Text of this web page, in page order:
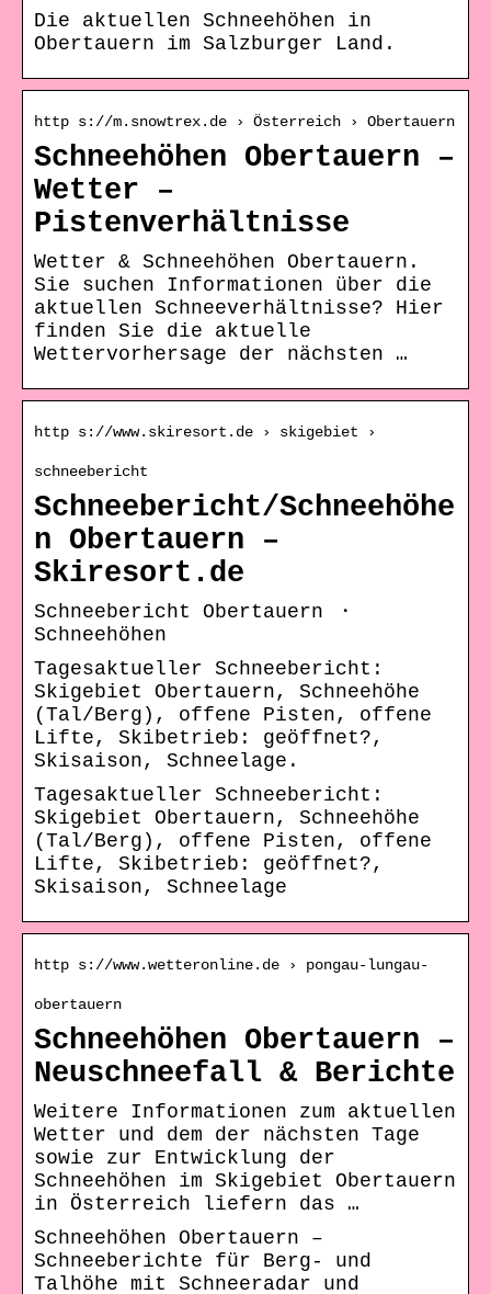
Die aktuellen Schneehöhen in
Obertauern im Salzburger Land.
http s://m.snowtrex.de › Österreich › Obertauern
Schneehöhen Obertauern –
Wetter –
Pistenverhältnisse
Wetter & Schneehöhen Obertauern.
Sie suchen Informationen über die
aktuellen Schneeverhältnisse? Hier
finden Sie die aktuelle
Wettervorhersage der nächsten …
http s://www.skiresort.de › skigebiet ›
schneebericht
Schneebericht/Schneehöhe
n Obertauern –
Skiresort.de
Schneebericht Obertauern ・
Schneehöhen
Tagesaktueller Schneebericht:
Skigebiet Obertauern, Schneehöhe
(Tal/Berg), offene Pisten, offene
Lifte, Skibetrieb: geöffnet?,
Skisaison, Schneelage.
Tagesaktueller Schneebericht:
Skigebiet Obertauern, Schneehöhe
(Tal/Berg), offene Pisten, offene
Lifte, Skibetrieb: geöffnet?,
Skisaison, Schneelage
http s://www.wetteronline.de › pongau-lungau-
obertauern
Schneehöhen Obertauern –
Neuschneefall & Berichte
Weitere Informationen zum aktuellen
Wetter und dem der nächsten Tage
sowie zur Entwicklung der
Schneehöhen im Skigebiet Obertauern
in Österreich liefern das …
Schneehöhen Obertauern –
Schneeberichte für Berg- und
Talhöhe mit Schneeradar und